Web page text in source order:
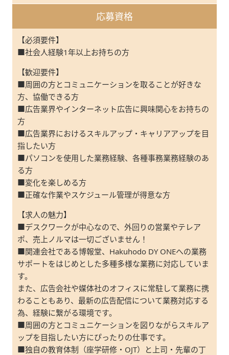
応募資格
【必須要件】
■社会人経験1年以上お持ちの方
【歓迎要件】
■周囲の方とコミュニケーションを取ることが好きな
方、協働できる方
■広告業界やインターネット広告に興味関心をお持ちの
方
■広告業界におけるスキルアップ・キャリアアップを目
指したい方
■パソコンを使用した業務経験、各種事務業務経験のあ
る方
■変化を楽しめる方
■正確な作業やスケジュール管理が得意な方
【求人の魅力】
■デスクワークが中心なので、外回りの営業やテレア
ポ、売上ノルマは一切ございません！
■関連会社である博報堂、Hakuhodo DY ONEへの業務
サポートをはじめとした多種多様な業務に対応していま
す。
また、広告会社や媒体社のオフィスに常駐して業務に携
わることもあり、最新の広告配信について業務対応する
為、経験に繋がる環境です。
■周囲の方とコミュニケーションを図りながらスキルア
ップを目指したい方にぴったりの仕事です。
■独自の教育体制（座学研修・OJT）と上司・先輩の丁